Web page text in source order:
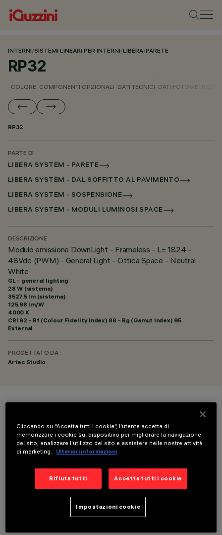
INTERNI/SISTEMI LINEARI PER INTERNI/LIBERA/PARETE
RP32
COLORE COMPONENTI OPZIONALI DATI TECNICI DATI FOTOMETRICI
RP32
PARTE DI
LIBERA SYSTEM - PARETE
LIBERA SYSTEM - DAL SOFFITTO AL PAVIMENTO
LIBERA SYSTEM - SOSPENSIONE
LIBERA SYSTEM - MODULI LUMINOSI SPACE
DESCRIZIONE
Modulo emissione DownLight - Frameless - L= 1824 -
48Vdc (PWM) - General Light - Ottica Space - Neutral
White
GL - general lighting
28 W (sistema)
3527.5 lm (sistema)
125.98 lm/W
4000 K
CRI 92 - Rf (Colour Fidelity Index) 88 - Rg (Gamut Index) 95
External
PROGETTATO DA
Artec Studio
COMPONENTI OPZIONALI
Cliccando su “Accetta tutti i cookie”, l'utente accetta di
memorizzare i cookie sul dispositivo per migliorare la navigazione
del sito, analizzare l'utilizzo del sito e assistere nelle nostre attività
di marketing.
Ulteriori informazioni
Rifiuta tutti Accetta tutti i cookie
Impostazioni cookie